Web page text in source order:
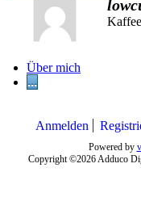
Über mich
...
Anmelden
Powered by
Copyright ©2026 Adduco